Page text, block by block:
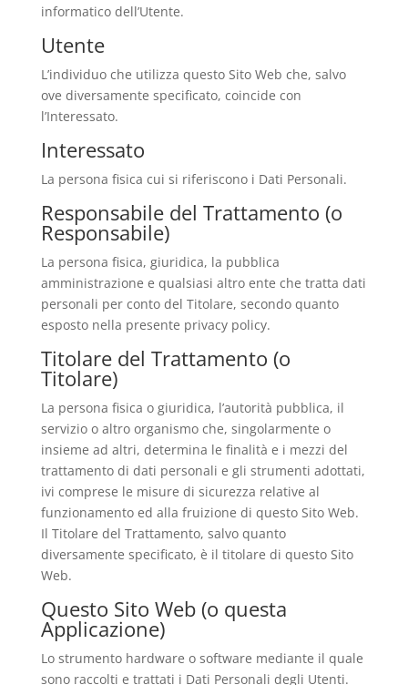
informatico dell’Utente.
Utente
L’individuo che utilizza questo Sito Web che, salvo
ove diversamente specificato, coincide con
l’Interessato.
Interessato
La persona fisica cui si riferiscono i Dati Personali.
Responsabile del Trattamento (o
Responsabile)
La persona fisica, giuridica, la pubblica
amministrazione e qualsiasi altro ente che tratta dati
personali per conto del Titolare, secondo quanto
esposto nella presente privacy policy.
Titolare del Trattamento (o
Titolare)
La persona fisica o giuridica, l’autorità pubblica, il
servizio o altro organismo che, singolarmente o
insieme ad altri, determina le finalità e i mezzi del
trattamento di dati personali e gli strumenti adottati,
ivi comprese le misure di sicurezza relative al
funzionamento ed alla fruizione di questo Sito Web.
Il Titolare del Trattamento, salvo quanto
diversamente specificato, è il titolare di questo Sito
Web.
Questo Sito Web (o questa
Applicazione)
Lo strumento hardware o software mediante il quale
sono raccolti e trattati i Dati Personali degli Utenti.